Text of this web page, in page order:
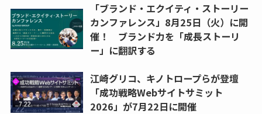
「ブランド・エクイティ・ストーリー
カンファレンス」8月25日（火）に開
催！ ブランド力を「成長ストーリ
ー」に翻訳する
江崎グリコ、キノトロープらが登壇
「成功戦略Webサイトサミット
2026」が7月22日に開催